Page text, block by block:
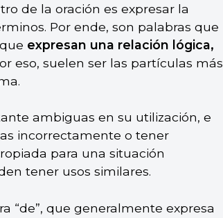
de la oración es expresar la
Por ende, son palabras que
expresan una relación lógica,
eso, suelen ser las partículas más
ambiguas en su utilización, e
incorrectamente o tener
para una situación
tener usos similares.
“de”, que generalmente expresa